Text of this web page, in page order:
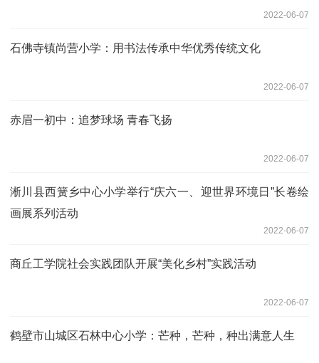
2022-06-07
石佛寺镇尚营小学：用书法传承中华优秀传统文化
2022-06-07
赤眉一初中：追梦球场 青春飞扬
2022-06-07
淅川县西簧乡中心小学举行“庆六一、迎世界环境日”长卷绘
画展系列活动
2022-06-07
商丘工学院社会实践团队开展“美化乡村”实践活动
2022-06-07
鹤壁市山城区石林中心小学：芒种，芒种，种出满意人生